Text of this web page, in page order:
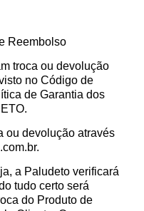
Reembolso
troca ou devolução
no Código de
de Garantia dos
ou devolução através
a Paludeto verificará
tudo certo será
do Produto de